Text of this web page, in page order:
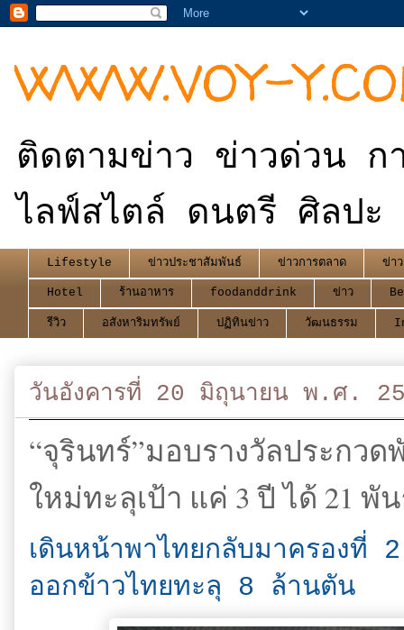
WWW.VOY-
ติดตามข่าว ข่าวด่วน ก
ไลฟ์สไตล์ ดนตรี ศิลปะ
Lifestyle ข่าวประชาสัมพันธ์ ข่าวการตลาด ข่า
Hotel ร้านอาหาร foodanddrink ข่าว
รีวิว อสังหาริมทรัพย์ ปฏิทินข่าว วัฒนธรรม
วันอังคารที่ 20 มิถุนายน พ.ศ.
“จุรินทร์”มอบรางวัลประกว
ใหม่ทะลุเป้า แค่ 3 ปี ได้ 21 พั
เดินหน้าพาไทยกลับมาครอง
ออกข้าวไทยทะลุ 8 ล้านตัน